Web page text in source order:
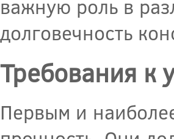
важную роль в
долговечность
Требования к
Первым и